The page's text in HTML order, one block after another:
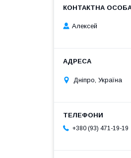
Алексей
Дніпро, Україна
+380 (93) 471-19-19